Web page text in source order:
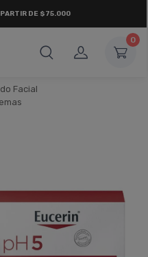
0
Facial